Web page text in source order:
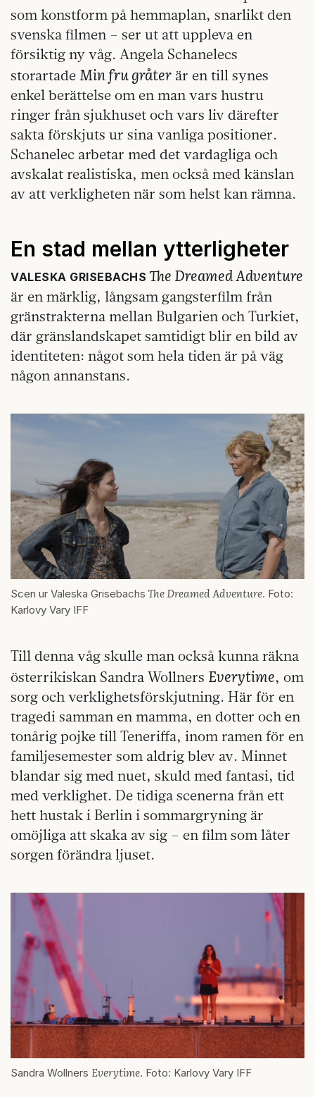
som konstform på hemmaplan, snarlikt den
svenska filmen – ser ut att uppleva en
försiktig ny våg. Angela Schanelecs
storartade Min fru gråter är en till synes
enkel berättelse om en man vars hustru
ringer från sjukhuset och vars liv därefter
sakta förskjuts ur sina vanliga positioner.
Schanelec arbetar med det vardagliga och
avskalat realistiska, men också med känslan
av att verkligheten när som helst kan rämna.
En stad mellan ytterligheter
VALESKA GRISEBACHS The Dreamed Adventure
är en märklig, långsam gangsterfilm från
gränstrakterna mellan Bulgarien och Turkiet,
där gränslandskapet samtidigt blir en bild av
identiteten: något som hela tiden är på väg
någon annanstans.
Scen ur Valeska Grisebachs The Dreamed Adventure. Foto:
Karlovy Vary IFF
Till denna våg skulle man också kunna räkna
österrikiskan Sandra Wollners Everytime, om
sorg och verklighetsförskjutning. Här för en
tragedi samman en mamma, en dotter och en
tonårig pojke till Teneriffa, inom ramen för en
familjesemester som aldrig blev av. Minnet
blandar sig med nuet, skuld med fantasi, tid
med verklighet. De tidiga scenerna från ett
hett hustak i Berlin i sommargryning är
omöjliga att skaka av sig – en film som låter
sorgen förändra ljuset.
Sandra Wollners Everytime. Foto: Karlovy Vary IFF